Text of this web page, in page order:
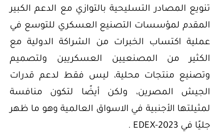
تنويع المصادر التسليحية بالتوازي مع الدعم الكبير
المقدم لمؤسسات التصنيع العسكري للتوسع في
عملية اكتساب الخبرات من الشراكة الدولية مع
الكثير من المصنعيين العسكريين ولتصميم
وتصنيع منتجات محلية، ليس فقط لدعم قدرات
الجيش المصرين، ولكن أيضًا لتكون منافسة
لمثيلتها الأجنبية في الاسواق العالمية وهو ما ظهر
جليًا في EDEX-2023 .